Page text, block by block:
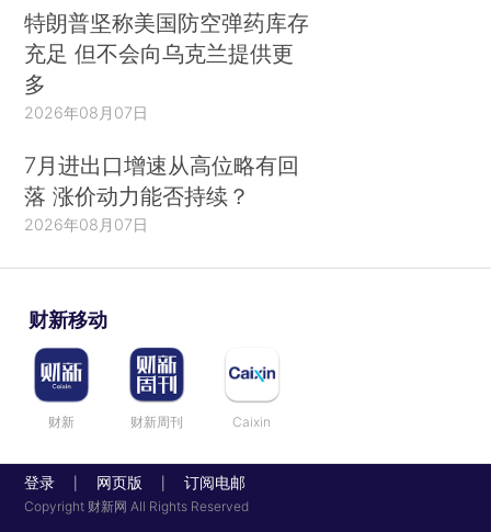
特朗普坚称美国防空弹药库存
充足 但不会向乌克兰提供更
多
2026年08月07日
7月进出口增速从高位略有回
落 涨价动力能否持续？
2026年08月07日
财新移动
财新 财新周刊 Caixin
登录 网页版 订阅电邮
Copyright 财新网 All Rights Reserved